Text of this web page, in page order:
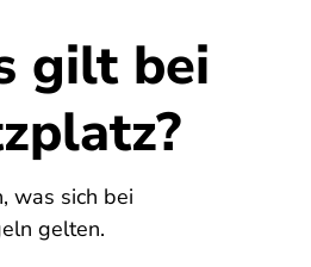
gilt bei
was sich bei
gelten.